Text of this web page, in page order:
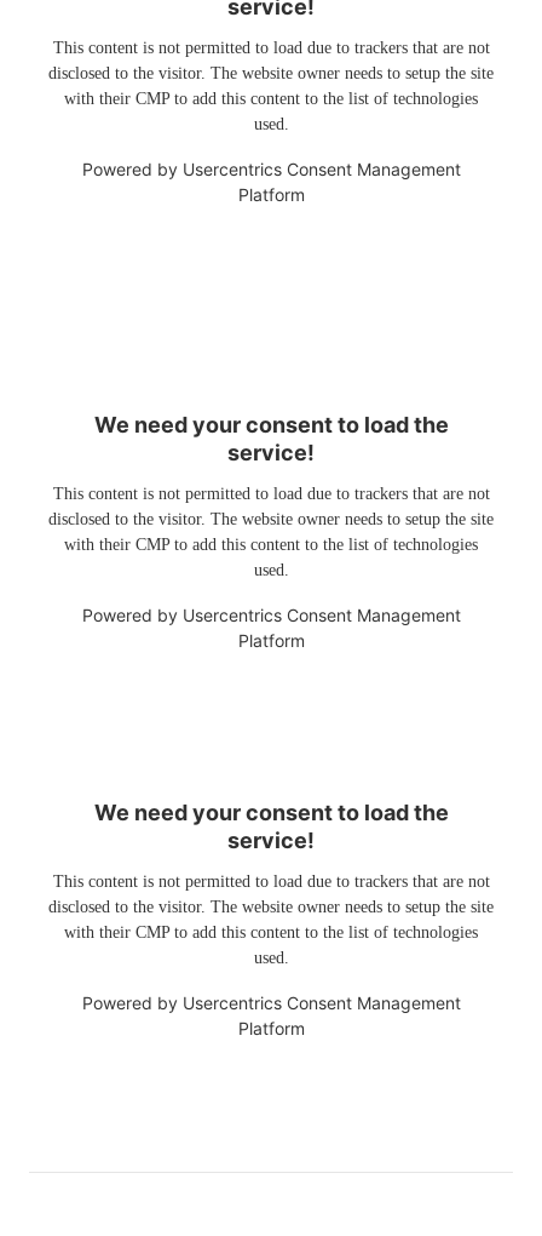
service!
This content is not permitted to load due to trackers that are not
disclosed to the visitor. The website owner needs to setup the site
with their CMP to add this content to the list of technologies
used.
Powered by Usercentrics Consent Management
Platform
We need your consent to load the
service!
This content is not permitted to load due to trackers that are not
disclosed to the visitor. The website owner needs to setup the site
with their CMP to add this content to the list of technologies
used.
Powered by Usercentrics Consent Management
Platform
We need your consent to load the
service!
This content is not permitted to load due to trackers that are not
disclosed to the visitor. The website owner needs to setup the site
with their CMP to add this content to the list of technologies
used.
Powered by Usercentrics Consent Management
Platform